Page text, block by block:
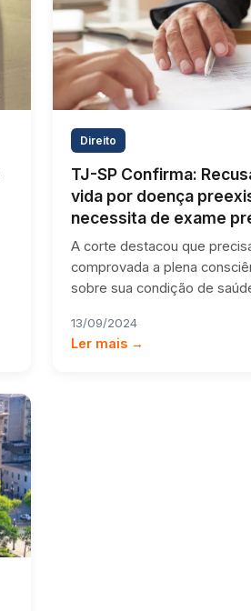
Direito
TJ-SP Confirma:
vida por doença
necessita de exame
A corte destacou que
comprovada a plena
sobre sua condição de
13/09/2024
Ler mais →